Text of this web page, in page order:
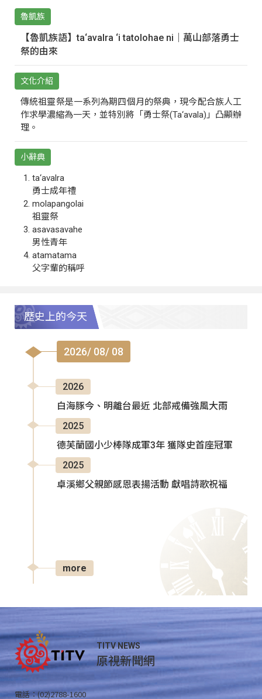
魯凱族
【魯凱族語】ta‘avalra ‘i tatolohae ni｜萬山部落勇士
祭的由來
文化介紹
傳統祖靈祭是一系列為期四個月的祭典，現今配合族人工
作求學濃縮為一天，並特別將「勇士祭(Ta‘avala)」凸顯辦
理。
小辭典
ta‘avalra
勇士成年禮
molapangolai
祖靈祭
asavasavahe
男性青年
atamatama
父字輩的稱呼
歷史上的今天
2026/ 08/ 08
2026
白海豚今、明離台最近 北部戒備強風大雨
2025
德芙蘭國小少棒隊成軍3年 獲隊史首座冠軍
2025
卓溪鄉父親節感恩表揚活動 獻唱詩歌祝福
more
TITV NEWS
原視新聞網
電話：(02)2788-1600